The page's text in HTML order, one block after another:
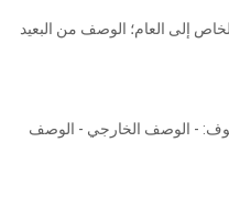
إلى العام؛ الوصف من البعيد
- الوصف الخارجي - الوصف